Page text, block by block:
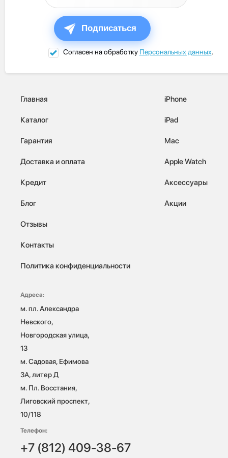
Подписаться
Согласен на обработку Персональных данных.
Главная
Каталог
Гарантия
Доставка и оплата
Кредит
Блог
Отзывы
Контакты
Политика конфиденциальности
iPhone
iPad
Mac
Apple Watch
Аксессуары
Акции
Адреса:
м. пл. Александра
Невского,
Новгородская улица,
13
м. Садовая, Ефимова
3А, литер Д
м. Пл. Восстания,
Лиговский проспект,
10/118
Телефон:
+7 (812) 409-38-67